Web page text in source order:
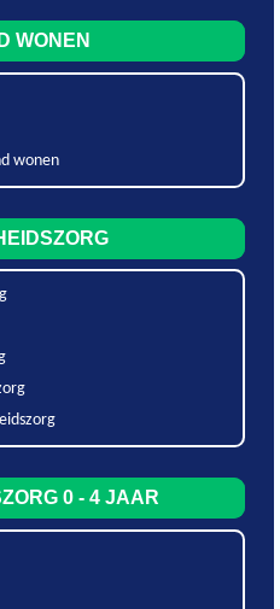
WONEN
wonen
0 - 4 JAAR